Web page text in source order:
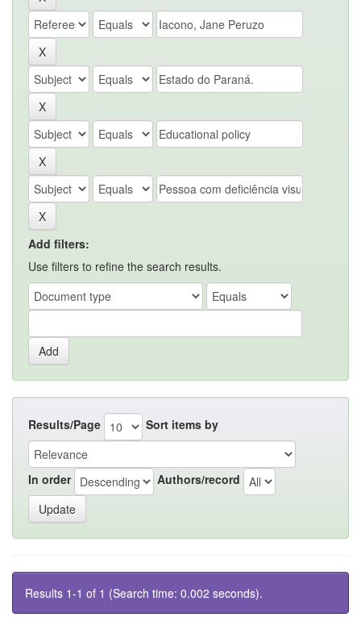
Add filters:
Use filters to refine the search results.
Results/Page Sort items by
In order Authors/record
Results 1-1 of 1 (Search time: 0.002 seconds).